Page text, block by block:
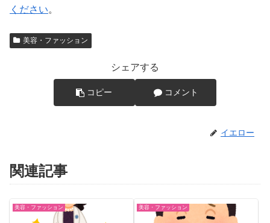
ください。
美容・ファッション
シェアする
コピー コメント
イエロー
関連記事
美容・ファッション 美容・ファッション